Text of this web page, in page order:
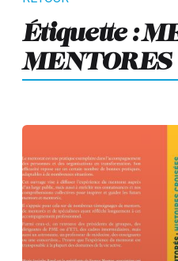
Étiquette :
MENTORES